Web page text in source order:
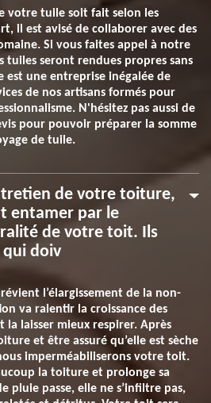
votre tuile soit fait selon les
il est avisé de collaborer avec des
Si vous faites appel à notre
tuiles seront rendues propres sans
une entreprise inégalée de
de nos artisans formés pour
N'hésitez pas aussi de
pour pouvoir préparer la somme
de tuile.
de votre toiture,
entamer par le
de votre toit. Ils
qui doiv
l’élargissement de la non-
va ralentir la croissance des
laisser mieux respirer. Après
et être assuré qu’elle est sèche
imperméabiliserons votre toit.
la toiture et prolonge sa
pluie passe, elle ne s’infiltre pas,